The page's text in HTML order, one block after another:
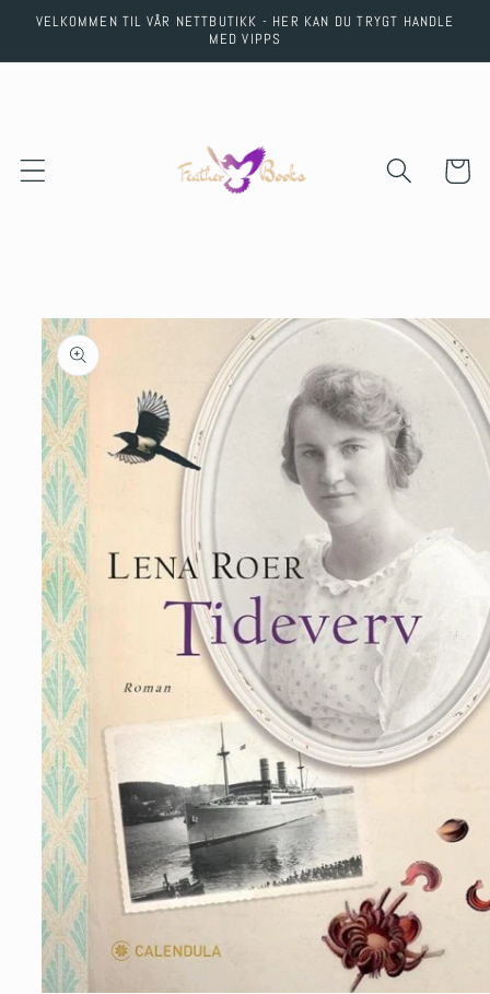
Skip to
VELKOMMEN TIL VÅR NETTBUTIKK - HER KAN DU TRYGT HANDLE
MED VIPPS
Cart
Skip to
product
information